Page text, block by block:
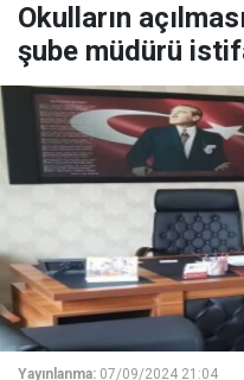
Okulların
şube müdürü
Yayınlanma: 07/09/2024 21:04